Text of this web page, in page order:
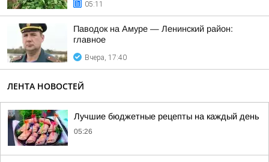
05:11
Паводок на Амуре — Ленинский район:
главное
Вчера, 17:40
ЛЕНТА НОВОСТЕЙ
Лучшие бюджетные рецепты на каждый день
05:26